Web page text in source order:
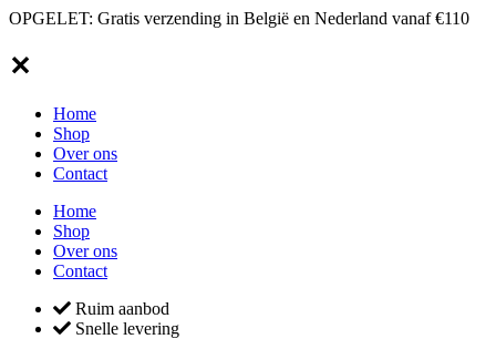
OPGELET: Gratis verzending in België en Nederland vanaf €110
✕
Home
Shop
Over ons
Contact
Home
Shop
Over ons
Contact
Ruim aanbod
Snelle levering